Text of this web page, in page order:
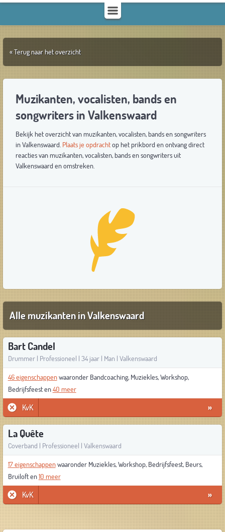
« Terug naar het overzicht
Muzikanten, vocalisten, bands en
songwriters in Valkenswaard
Bekijk het overzicht van muzikanten, vocalisten, bands en songwriters
in Valkenswaard. Plaats je opdrachtop het prikbord en ontvang direct
reacties van muzikanten, vocalisten, bands en songwriters uit
Valkenswaard en omstreken.
Alle muzikanten in Valkenswaard
Bart Candel
Drummer | Professioneel | 34 jaar | Man | Valkenswaard
46 eigenschappenwaaronder Bandcoaching, Muziekles, Workshop,
Bedrijfsfeest en40 meer
KvK »
La Quête
Coverband | Professioneel | Valkenswaard
17 eigenschappenwaaronder Muziekles, Workshop, Bedrijfsfeest, Beurs,
Bruiloft en10 meer
KvK »